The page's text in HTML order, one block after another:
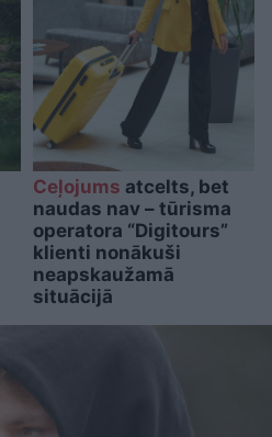
Ceļojums atcelts, bet
naudas nav – tūrisma
operatora “Digitours”
klienti nonākuši
neapskaužamā
situācijā